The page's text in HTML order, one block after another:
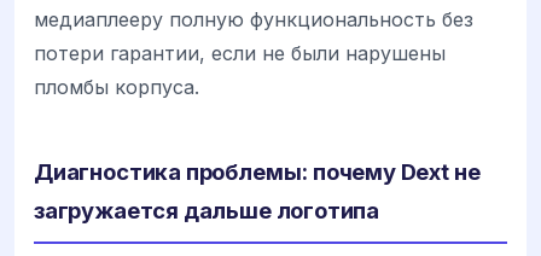
медиаплееру полную функциональность без
потери гарантии, если не были нарушены
пломбы корпуса.
Диагностика проблемы: почему Dext не
загружается дальше логотипа